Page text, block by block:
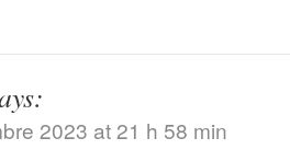
2023 at 21 h 58 min